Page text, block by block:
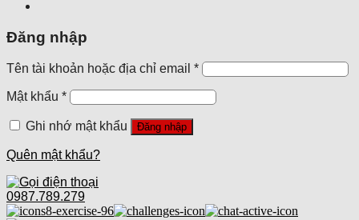
Đăng nhập
Tên tài khoản hoặc địa chỉ email *
Mật khẩu *
Ghi nhớ mật khẩu Đăng nhập
Quên mật khẩu?
0987.789.279